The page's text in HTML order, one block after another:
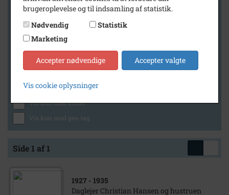
Generelt
Vis kun med billeder
Vis kun med lydklip
Vis kun med kilder
Vis kun med geo-tag
Side 1 af 1
1927 - 1935
Daglejer Christian Hansen og hustruen
brugeroplevelse og til indsamling af statistik.
Nødvendig
Statistik
Marketing
Accepter nødvendige Accepter valgte
Vis cookie oplysninger